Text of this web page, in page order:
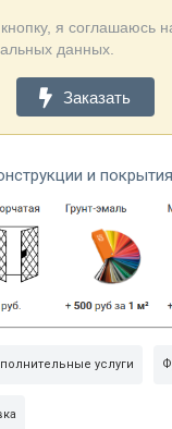
я соглашаюсь
данных.
Заказать
и
услуги